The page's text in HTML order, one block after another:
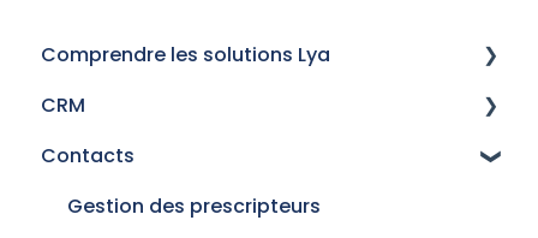
Comprendre les solutions Lya
Historique des versions
CRM
Mails
Procédures de signature électronique
Contacts
Gestion des prescripteurs